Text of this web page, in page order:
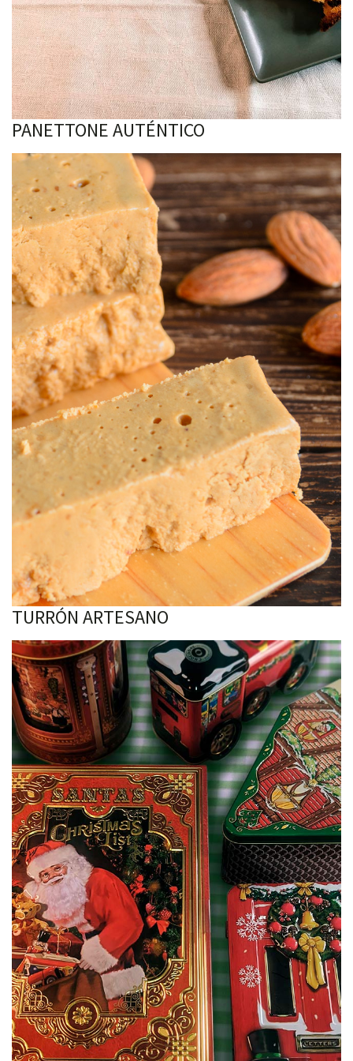
PANETTONE AUTÉNTICO
TURRÓN ARTESANO